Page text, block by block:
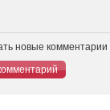
новые комментарии